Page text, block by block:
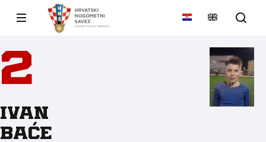
2
Ivan
Baće